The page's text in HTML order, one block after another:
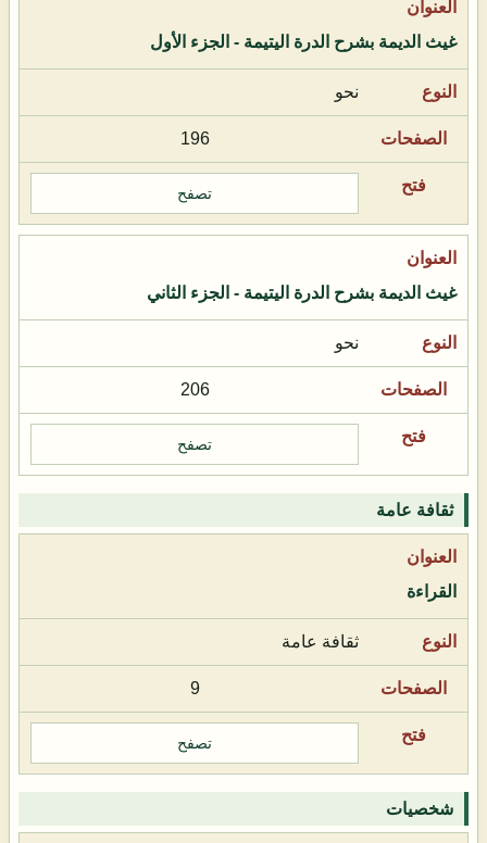
غيث الديمة بشرح الدرة اليتيمة - الجزء الأول
نحو
196
تصفح
غيث الديمة بشرح الدرة اليتيمة - الجزء الثاني
نحو
206
تصفح
ثقافة عامة
القراءة
ثقافة عامة
9
تصفح
شخصيات